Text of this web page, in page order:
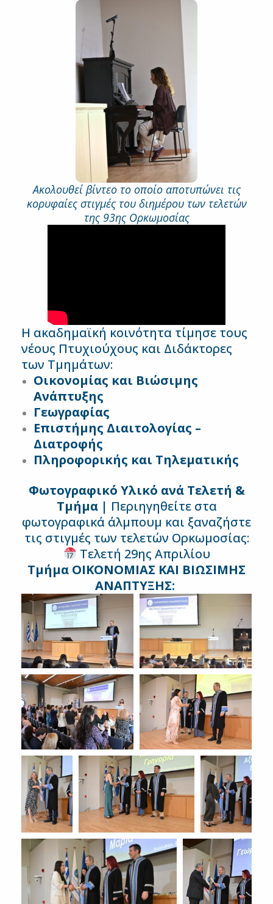
Ακολουθεί βίντεο το οποίο αποτυπώνει τις
κορυφαίες στιγμές του διημέρου των τελετών
της 93ης Ορκωμοσίας
Η ακαδημαϊκή κοινότητα τίμησε τους
νέους Πτυχιούχους και Διδάκτορες
των Τμημάτων:
Οικονομίας και Βιώσιμης
Ανάπτυξης
Γεωγραφίας
Επιστήμης Διαιτολογίας –
Διατροφής
Πληροφορικής και Τηλεματικής
Φωτογραφικό Υλικό ανά Τελετή &
Τμήμα | Περιηγηθείτε στα
φωτογραφικά άλμπουμ και ξαναζήστε
τις στιγμές των τελετών Ορκωμοσίας:
Τελετή 29ης Απριλίου
Τμήμα ΟΙΚΟΝΟΜΙΑΣ ΚΑΙ ΒΙΩΣΙΜΗΣ
ΑΝΑΠΤΥΞΗΣ: